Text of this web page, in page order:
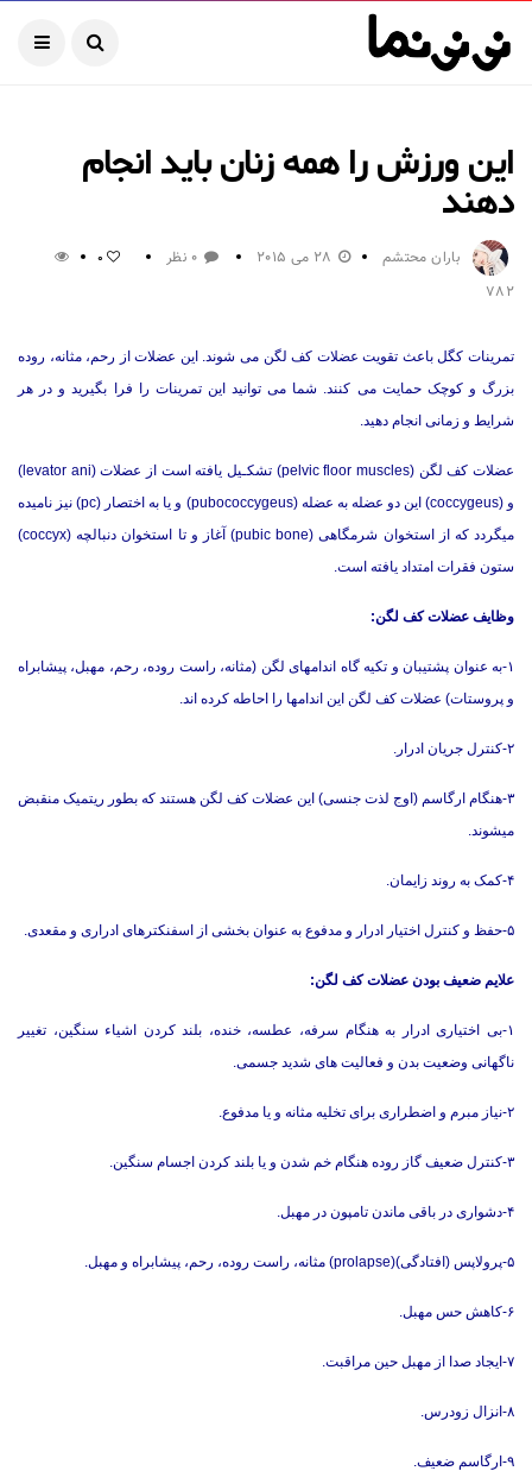
این ورزش را همه زنان باید انجام
دهند
باران محتشم 28 می 2015 0 نظر 0
782
تمرینات کگل باعث تقویت عضلات کف لگن می شوند. این عضلات از رحم، مثانه، روده
بزرگ و کوچک حمایت می کنند. شما می توانید این تمرینات را فرا بگیرید و در هر
شرایط و زمانی انجام دهید.
عضلات کف لگن (pelvic floor muscles) تشکـیل یافته است از عضلات (levator ani)
و (coccygeus) این دو عضله به عضله (pubococcygeus) و یا به اختصار (pc) نیز نامیده
میگردد که از استخوان شرمگاهی (pubic bone) آغاز و تا استخوان دنبالچه (coccyx)
ستون فقرات امتداد یافته است.
وظایف عضلات کف لگن:
۱-به عنوان پشتیبان و تکیه گاه اندامهای لگن (مثانه، راست روده، رحم، مهبل، پیشابراه
و پروستات) عضلات کف لگن این اندامها را احاطه کرده اند.
۲-کنترل جریان ادرار.
۳-هنگام ارگاسم (اوج لذت جنسی) این عضلات کف لگن هستند که بطور ریتمیک منقبض
میشوند.
۴-کمک به روند زایمان.
۵-حفظ و کنترل اختیار ادرار و مدفوع به عنوان بخشی از اسفنکترهای ادراری و مقعدی.
علایم ضعیف بودن عضلات کف لگن:
۱-بی اختیاری ادرار به هنگام سرفه، عطسه، خنده، بلند کردن اشیاء سنگین، تغییر
ناگهانی وضعیت بدن و فعالیت های شدید جسمی.
۲-نیاز مبرم و اضطراری برای تخلیه مثانه و یا مدفوع.
۳-کنترل ضعیف گاز روده هنگام خم شدن و یا بلند کردن اجسام سنگین.
۴-دشواری در باقی ماندن تامپون در مهبل.
۵-پرولاپس (افتادگی)(prolapse) مثانه، راست روده، رحم، پیشابراه و مهبل.
۶-کاهش حس مهبل.
۷-ایجاد صدا از مهبل حین مراقبت.
۸-انزال زودرس.
۹-ارگاسم ضعیف.